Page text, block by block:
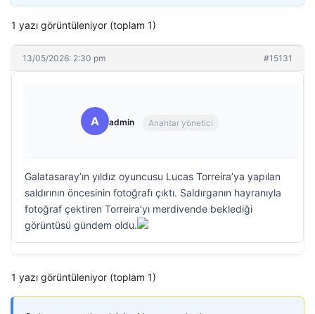
1 yazı görüntüleniyor (toplam 1)
13/05/2026: 2:30 pm #15131
A admin Anahtar yönetici
Galatasaray’ın yıldız oyuncusu Lucas Torreira’ya yapılan
saldırının öncesinin fotoğrafı çıktı. Saldırganın hayranıyla
fotoğraf çektiren Torreira’yı merdivende beklediği
görüntüsü gündem oldu.
1 yazı görüntüleniyor (toplam 1)